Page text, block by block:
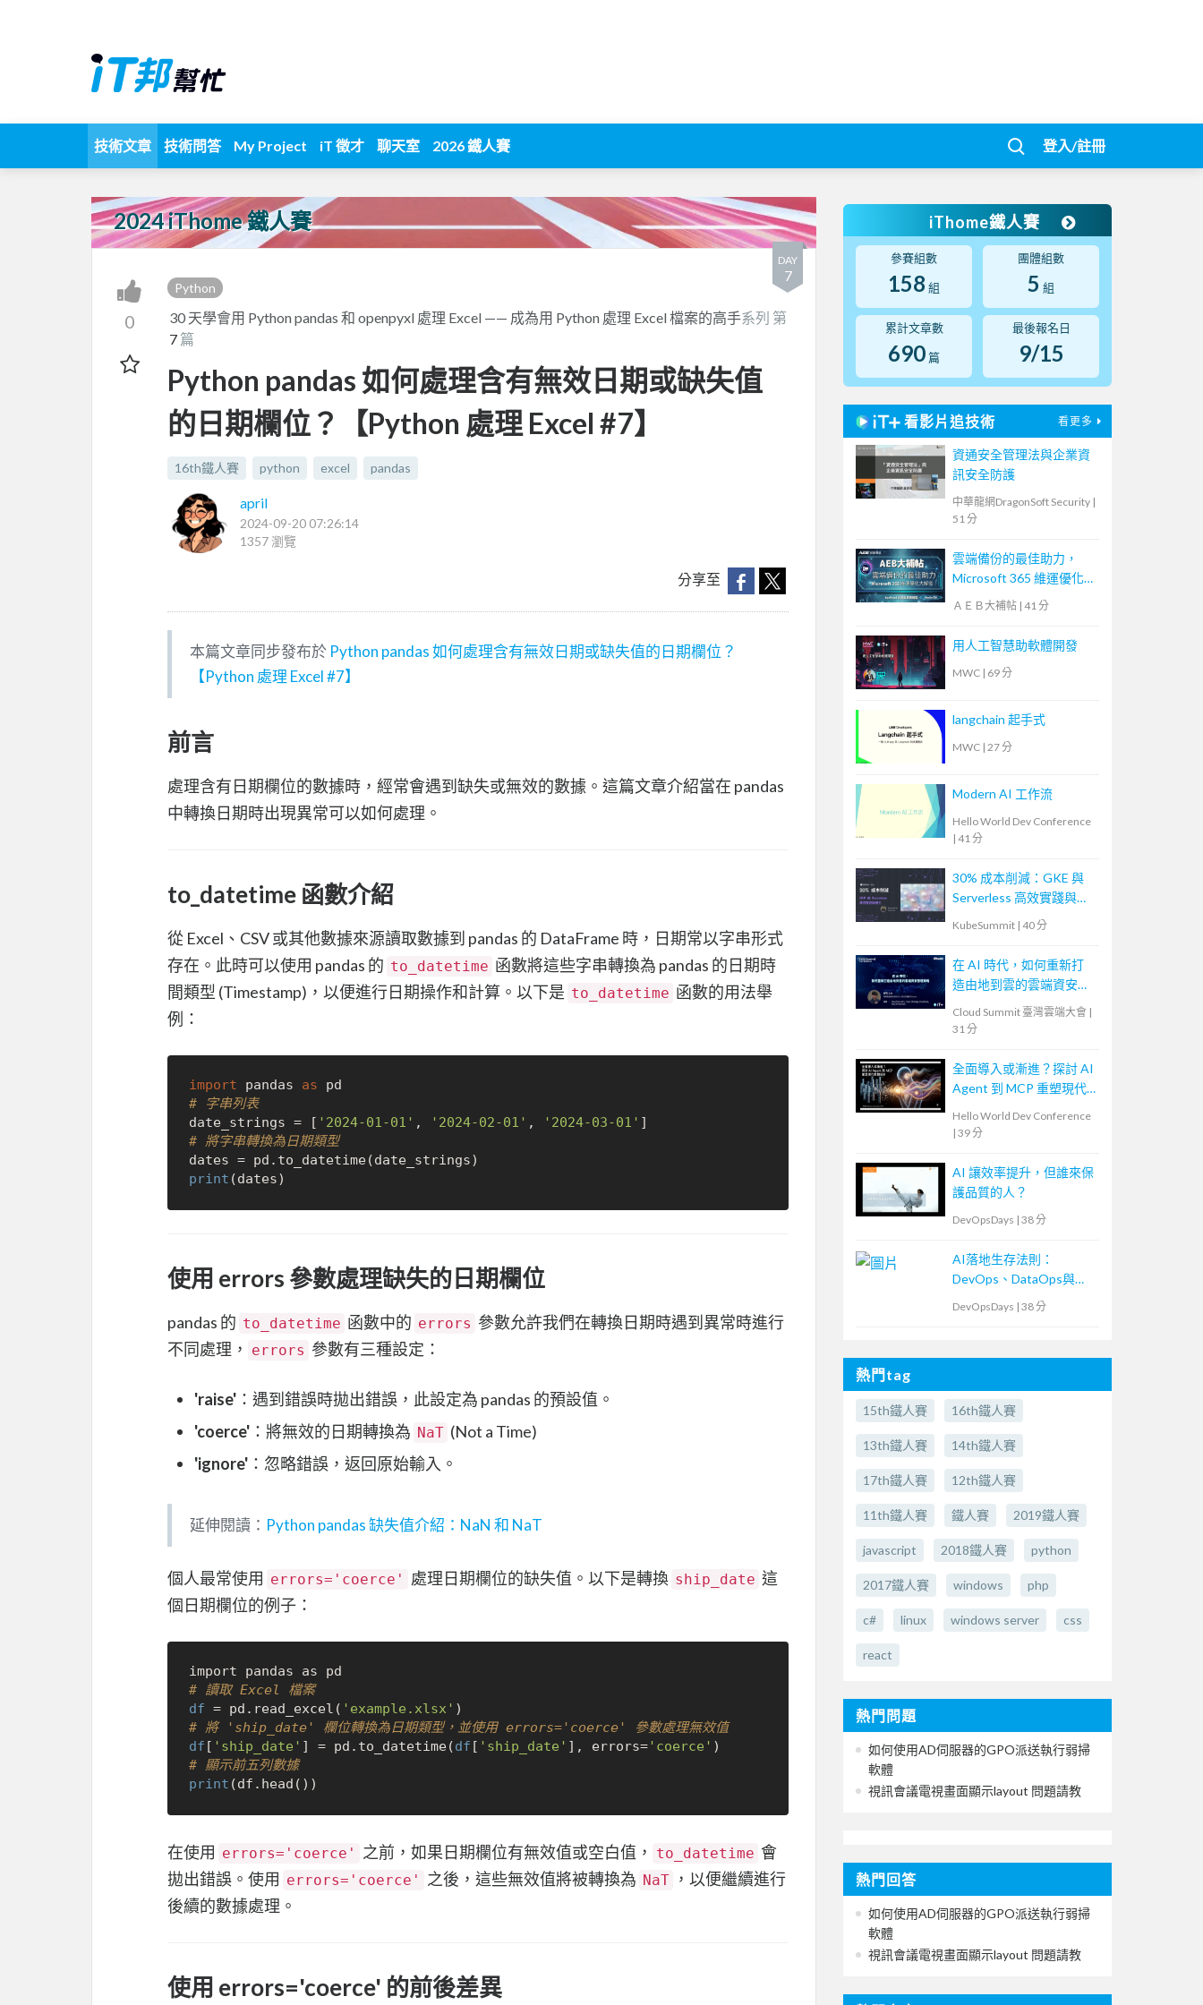
技術文章 技術問答 My Project iT 徵才 聊天室 2026 鐵人賽 登入/註冊
2024 iThome 鐵人賽
DAY
7
0
Python
30 天學會用 Python pandas 和 openpyxl 處理 Excel —— 成為用 Python 處理 Excel 檔案的高手系列 第
7 篇
Python pandas 如何處理含有無效日期或缺失值
的日期欄位？【Python 處理 Excel #7】
16th鐵人賽 python excel pandas
april
2024-09-20 07:26:14
1357 瀏覽
分享至
本篇文章同步發布於 Python pandas 如何處理含有無效日期或缺失值的日期欄位？
【Python 處理 Excel #7】
前言
處理含有日期欄位的數據時，經常會遇到缺失或無效的數據。這篇文章介紹當在 pandas
中轉換日期時出現異常可以如何處理。
to_datetime 函數介紹
從 Excel、CSV 或其他數據來源讀取數據到 pandas 的 DataFrame 時，日期常以字串形式
存在。此時可以使用 pandas 的 to_datetime 函數將這些字串轉換為 pandas 的日期時
間類型 (Timestamp)，以便進行日期操作和計算。以下是 to_datetime 函數的用法舉
例：
import pandas as
# 字串列表
date_strings = [ '2024-01-01' , '2024-02-01' , '2024-03-01'
# 將字串轉換為日期類型
print
使用 errors 參數處理缺失的日期欄位
pandas 的 to_datetime 函數中的 errors 參數允許我們在轉換日期時遇到異常時進行
不同處理，
errors 參數有三種設定：
'raise' ：遇到錯誤時拋出錯誤，此設定為 pandas 的預設值。
'coerce' ：將無效的日期轉換為 NaT (Not a Time)
'ignore' ：忽略錯誤，返回原始輸入。
延伸閱讀： Python pandas 缺失值介紹：NaN 和 NaT
個人最常使用 errors='coerce' 處理日期欄位的缺失值。以下是轉換 ship_date 這
個日期欄位的例子：
# 讀取 Excel 檔案
df = pd.read_excel( 'example.xlsx'
# 將 'ship_date' 欄位轉換為日期類型，並使用 errors='coerce' 參數處理無效值
df [ 'ship_date' ] = pd.to_datetime(df [ 'ship_date' ], errors='coerce'
# 顯示前五列數據
print
在使用 errors='coerce' 之前，如果日期欄位有無效值或空白值， to_datetime 會
拋出錯誤。使用 errors='coerce' 之後，這些無效值將被轉換為 NaT ，以便繼續進行
後續的數據處理。
使用 errors='coerce' 的前後差異
iThome鐵人賽
參賽組數
158 組
團體組數
5 組
累計文章數
690 篇
最後報名日
9/15
看影片追技術 看更多
資通安全管理法與企業資
訊安全防護
中華龍網DragonSoft Security |
51 分
雲端備份的最佳助力，
Microsoft 365 維運優化
大解密！【宏碁資訊網路
ＡＥＢ大補帖 | 41 分
用人工智慧助軟體開發
MWC | 69 分
langchain 起手式
MWC | 27 分
Modern AI 工作流
Hello World Dev Conference
| 41 分
30% 成本削減：GKE 與
Serverless 高效實踐與優
KubeSummit | 40 分
在 AI 時代，如何重新打
造由地到雲的雲端資安管
Cloud Summit 臺灣雲端大會 |
31 分
全面導入或漸進？探討 AI
Agent 到 MCP 重塑現代
Hello World Dev Conference
| 39 分
AI 讓效率提升，但誰來保
護品質的人？
DevOpsDays | 38 分
AI落地生存法則：
DevOps、DataOps與
MLOps密不可分的ML專
DevOpsDays | 38 分
熱門tag
15th鐵人賽 16th鐵人賽
13th鐵人賽 14th鐵人賽
17th鐵人賽 12th鐵人賽
11th鐵人賽 鐵人賽 2019鐵人賽
javascript 2018鐵人賽 python
2017鐵人賽 windows php
c# linux windows server css
react
熱門問題
如何使用AD伺服器的GPO派送執行弱掃
軟體
視訊會議電視畫面顯示layout 問題請教
熱門回答
如何使用AD伺服器的GPO派送執行弱掃
軟體
視訊會議電視畫面顯示layout 問題請教